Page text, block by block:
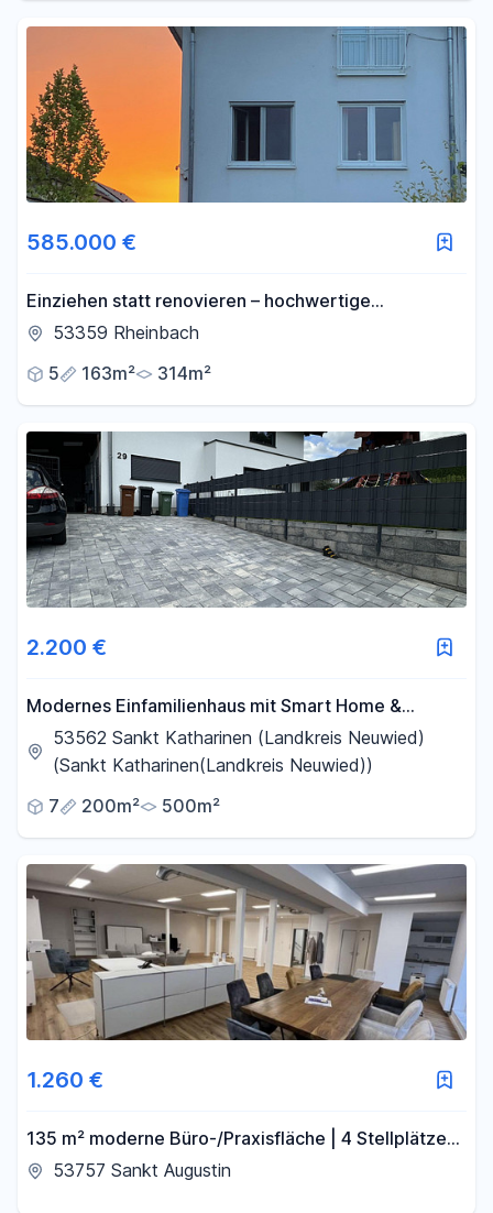
585.000 €
Einziehen statt renovieren – hochwertige
Doppelhaushälfte mit Garten
53359 Rheinbach
5
163m² 314m²
2.200 €
Modernes Einfamilienhaus mit Smart Home &
hochwertiger Ausstattung in ruhiger Lage bei Linz
am Rhein
53562 Sankt Katharinen (Landkreis Neuwied)
(Sankt Katharinen(Landkreis Neuwied))
7
200m² 500m²
1.260 €
135 m² moderne Büro-/Praxisfläche | 4 Stellplätze
inklusive | Sofort bezugsfrei | Sankt Augustin
53757 Sankt Augustin